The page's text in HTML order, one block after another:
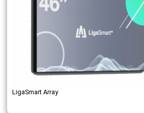
LigaSmart Array